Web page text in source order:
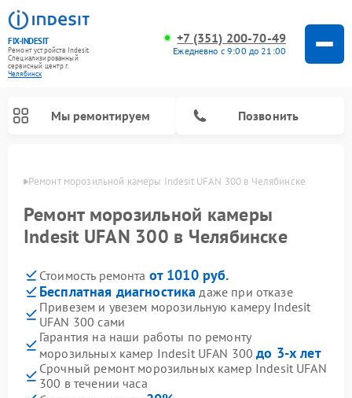
FIX-INDESIT
Ремонт устройств Indesit
Специализированный
cервисный центр г.
Челябинск
+7 (351) 200-70-49
Ежедневно с 9:00 до 21:00
Мы ремонтируем Позвонить
Ремонт морозильной камеры Indesit UFAN 300 в Челябинске
Ремонт морозильной камеры
Indesit UFAN 300 в Челябинске
Стоимость ремонта от 1010 руб.
Бесплатная диагностика даже при отказе
Привезем и увезем морозильную камеру Indesit
UFAN 300 сами
Гарантия на наши работы по ремонту
морозильных камер Indesit UFAN 300до 3-х лет
Срочный ремонт морозильных камер Indesit UFAN
300 в течении часа